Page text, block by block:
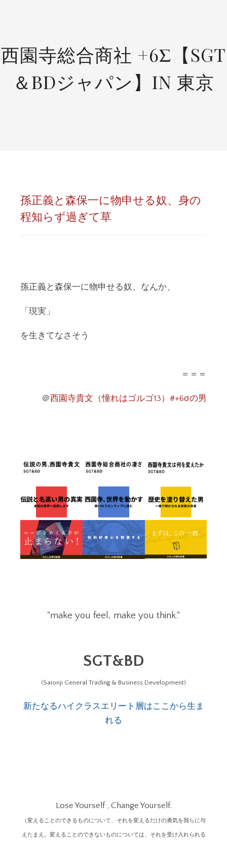
西園寺総合商社 +6Σ【SGT
＆BDジャパン】IN 東京
孫正義と森保一に物申せる奴、身の
程知らず過ぎて草
孫正義と森保一に物申せる奴、なんか、
「現実」
を生きてなさそう
＝＝＝
＠西園寺貴文（憧れはゴルゴ13）#+6σの男
"make you feel, make you think."
SGT&BD
(Saionji General Trading & Business Development)
新たなるハイクラスエリート層はここから生ま
れる
Lose Yourself , Change Yourself.
（変えることのできるものについて、それを変えるだけの勇気を我らに与
えたまえ。変えることのできないものについては、それを受け入れられる